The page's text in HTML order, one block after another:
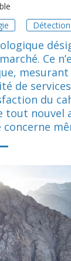
Détection
Ce
de
du
tout nouvel
concerne